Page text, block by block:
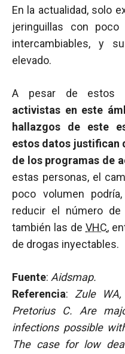
En la actualidad, solo
jeringuillas con
intercambiables, y
elevado.
A pesar de estos
activistas en este
hallazgos de este
estos datos justifican
de los programas de
estas personas, el
poco volumen
reducir el número
también las de VHC,
de drogas inyectables.
Fuente: Aidsmap.
Referencia: Zule
Pretorius C. Are
infections possible
The case for low